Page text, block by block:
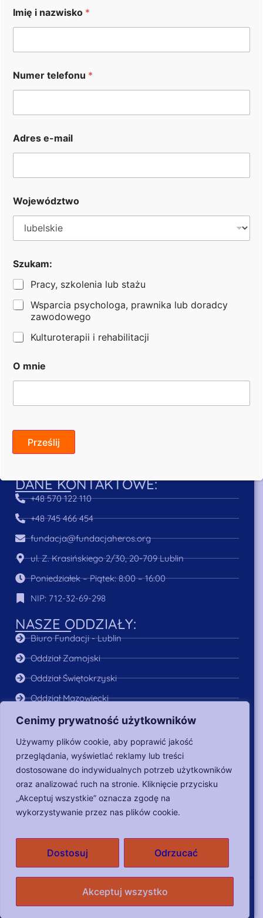
Cenimy prywatność użytkowników
Używamy plików cookie, aby poprawić jakość
przeglądania, wyświetlać reklamy lub treści
dostosowane do indywidualnych potrzeb użytkowników
oraz analizować ruch na stronie. Kliknięcie przycisku
„Akceptuj wszystkie” oznacza zgodę na
wykorzystywanie przez nas plików cookie.
Dostosuj Odrzucać
Akceptuj wszystko
14:00-22:00,
Działania realizowane przez Fundację Heros w
ramach projektu „Gotowi do pracy
Kontakt
Numer telefonu: 666 038 234
Bezpieczeństwo transakcji zapewnia:
DANE KONTAKTOWE:
+48 570 122 110
+48 745 466 454
fundacja@fundacjaheros.org
ul. Z. Krasińskiego 2/30, 20-709 Lublin
Poniedziałek – Piątek: 8:00 – 16:00
NIP: 712-32-69-298
NASZE ODDZIAŁY:
Biuro Fundacji - Lublin
Oddział Zamojski
Oddział Świętokrzyski
Oddział Mazowiecki
Oddział Podkarpacki
MENU:
O Nas
Aktualności
Poszukujący pracy
Dla pracodawców
Nasze działania
Copyright © 2018-2024 Fundacja Heros |
Oświadczenie w sprawie dostępności
Projekt i realizacja DKRONOS.pl
Imię i nazwisko *
m
n
n
i
e
Numer telefonu *
Adres e-mail
Województwo
Szukam:
Pracy, szkolenia lub stażu
Wsparcia psychologa, prawnika lub doradcy
zawodowego
Kulturoterapii i rehabilitacji
O mnie
Prześlij